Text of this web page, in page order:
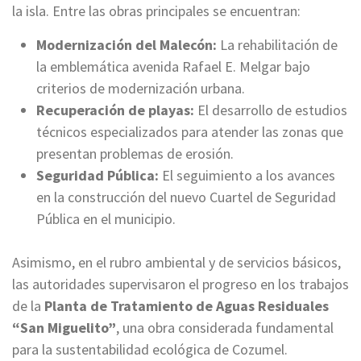
la isla. Entre las obras principales se encuentran:
Modernización del Malecón: La rehabilitación de
la emblemática avenida Rafael E. Melgar bajo
criterios de modernización urbana.
Recuperación de playas: El desarrollo de estudios
técnicos especializados para atender las zonas que
presentan problemas de erosión.
Seguridad Pública: El seguimiento a los avances
en la construcción del nuevo Cuartel de Seguridad
Pública en el municipio.
Asimismo, en el rubro ambiental y de servicios básicos,
las autoridades supervisaron el progreso en los trabajos
de la Planta de Tratamiento de Aguas Residuales
“San Miguelito”, una obra considerada fundamental
para la sustentabilidad ecológica de Cozumel.